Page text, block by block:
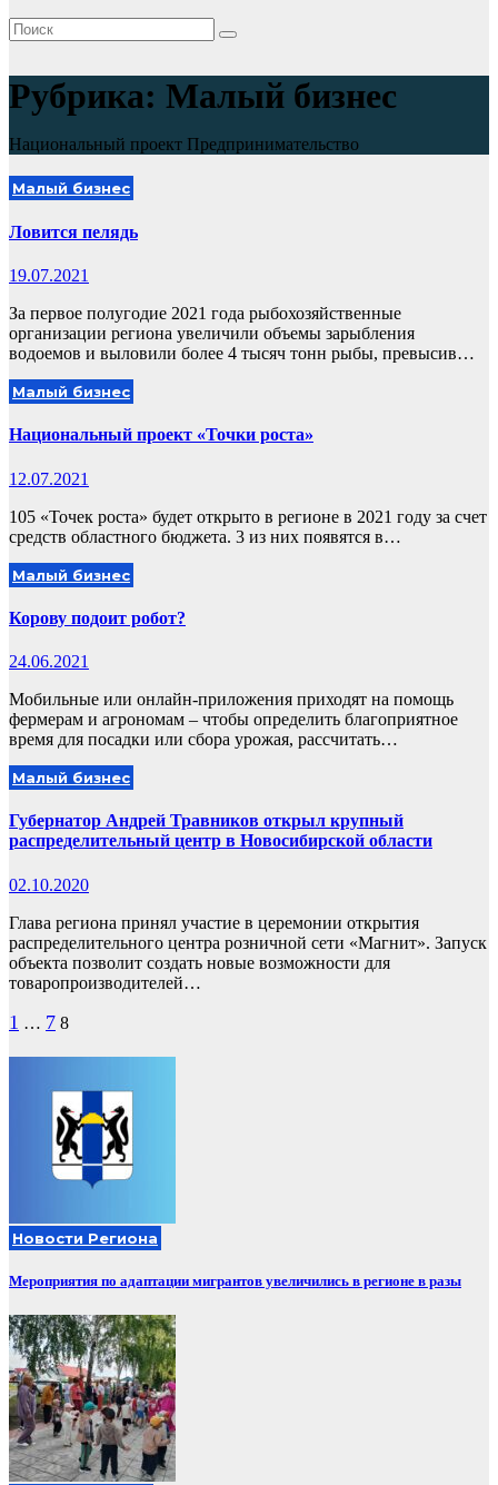
Рубрика: Малый бизнес
Национальный проект Предпринимательство
Малый бизнес
Ловится пелядь
19.07.2021
За первое полугодие 2021 года рыбохозяйственные
организации региона увеличили объемы зарыбления
водоемов и выловили более 4 тысяч тонн рыбы, превысив…
Малый бизнес
Национальный проект «Точки роста»
12.07.2021
105 «Точек роста» будет открыто в регионе в 2021 году за счет
средств областного бюджета. 3 из них появятся в…
Малый бизнес
Корову подоит робот?
24.06.2021
Мобильные или онлайн-приложения приходят на помощь
фермерам и агрономам – чтобы определить благоприятное
время для посадки или сбора урожая, рассчитать…
Малый бизнес
Губернатор Андрей Травников открыл крупный
распределительный центр в Новосибирской области
02.10.2020
Глава региона принял участие в церемонии открытия
распределительного центра розничной сети «Магнит». Запуск
объекта позволит создать новые возможности для
товаропроизводителей…
Пагинация
записей
1 … 7 8
Новости Региона
Мероприятия по адаптации мигрантов увеличились в регионе в разы